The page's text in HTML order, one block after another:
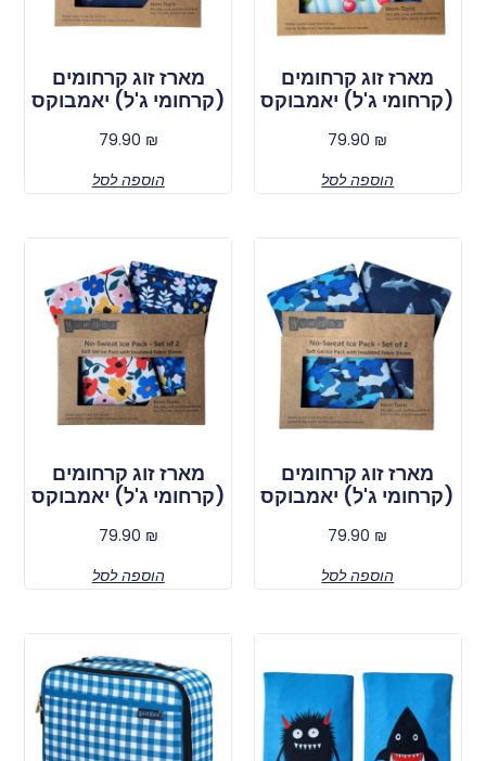
מארז זוג קרחומים
(קרחומי ג'ל) יאמבוקס
79.90 ₪
הוספה לסל
מארז זוג קרחומים
(קרחומי ג'ל) יאמבוקס
79.90 ₪
הוספה לסל
מארז זוג קרחומים
(קרחומי ג'ל) יאמבוקס
79.90 ₪
הוספה לסל
מארז זוג קרחומים
(קרחומי ג'ל) יאמבוקס
79.90 ₪
הוספה לסל